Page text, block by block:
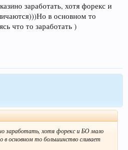
заработать, хотя форекс и
в основном то
что то заработать )
заработать, хотя форекс и БО мало
основном то большинство сливает